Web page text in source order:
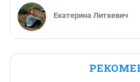
Екатерина Литкевич